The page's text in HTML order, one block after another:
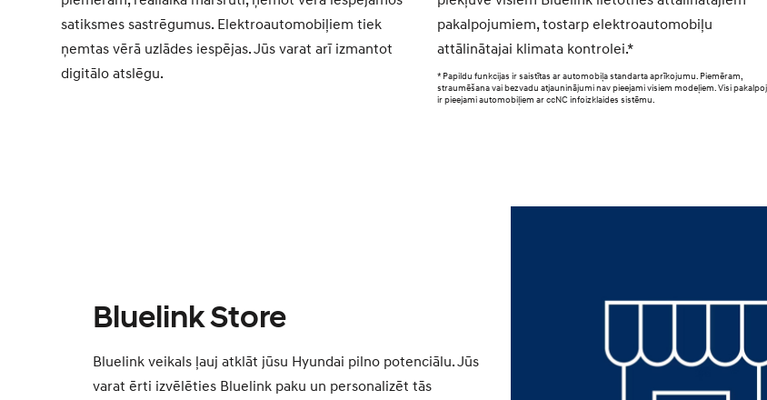
satiksmes sastrēgumus. Elektroautomobiļiem tiek
ņemtas vērā uzlādes iespējas. Jūs varat arī izmantot
digitālo atslēgu.
pakalpojumiem, tostarp elektroautomobiļu
attālinātajai klimata kontrolei.*
* Papildu funkcijas ir saistītas ar automobiļa standarta aprīkojumu. Piemēram,
straumēšana vai bezvadu atjauninājumi nav pieejami visiem modeļiem. Visi
ir pieejami automobiļiem ar ccNC infoizklaides sistēmu.
Bluelink Store
Bluelink veikals ļauj atklāt jūsu Hyundai pilno potenciālu. Jūs
varat ērti izvēlēties Bluelink paku un personalizēt tās